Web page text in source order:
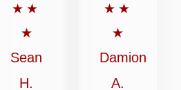
★ ★
★
5
su
5
Sean
H.
★ ★
★
5
5
Damion
A.